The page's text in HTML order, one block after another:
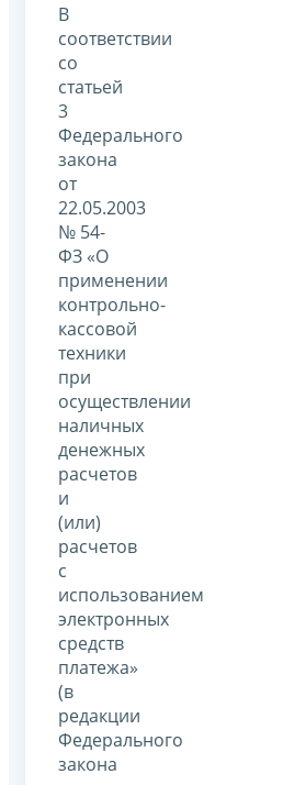
В
соответствии
со
статьей
3
Федерального
закона
от
22.05.2003
№ 54-
ФЗ «О
применении
контрольно-
кассовой
техники
при
осуществлении
наличных
денежных
расчетов
и
(или)
расчетов
с
использованием
электронных
средств
платежа»
(в
редакции
Федерального
закона